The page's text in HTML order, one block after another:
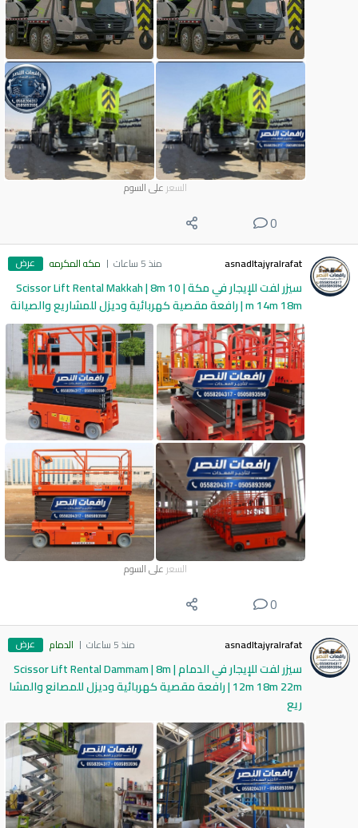
السعر على السوم
0
asnadltajyralrafat منذ 5 ساعات مكه المكرمه عرض
سيزر لفت للإيجار في مكة | Scissor Lift Rental Makkah | 8m 10
m 14m 18m | رافعة مقصية كهربائية وديزل للمشاريع والصيانة
السعر على السوم
0
asnadltajyralrafat منذ 5 ساعات الدمام عرض
سيزر لفت للإيجار في الدمام | Scissor Lift Rental Dammam | 8m
12m 18m 22m | رافعة مقصية كهربائية وديزل للمصانع والمشا
ريع